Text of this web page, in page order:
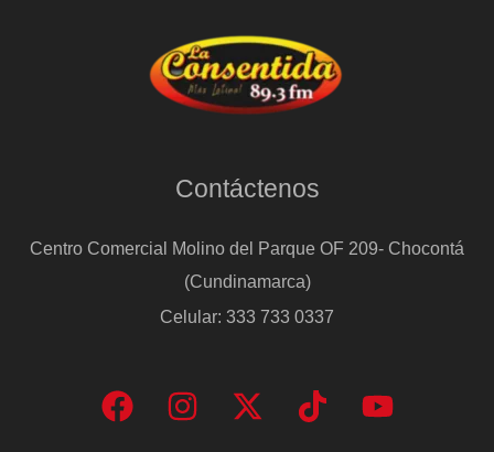
Contáctenos
Centro Comercial Molino del Parque OF 209- Chocontá
(Cundinamarca)
Celular: 333 733 0337